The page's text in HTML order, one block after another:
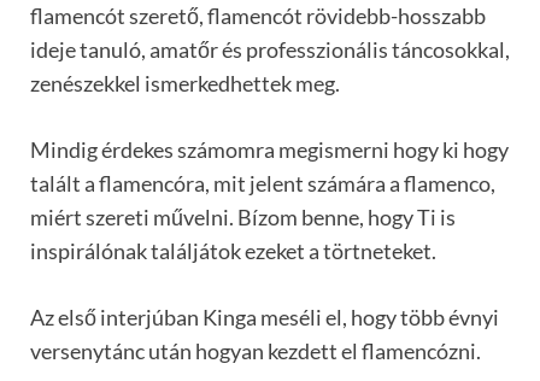
flamencót szerető, flamencót rövidebb-hosszabb
ideje tanuló, amatőr és professzionális táncosokkal,
zenészekkel ismerkedhettek meg.
Mindig érdekes számomra megismerni hogy ki hogy
talált a flamencóra, mit jelent számára a flamenco,
miért szereti művelni. Bízom benne, hogy Ti is
inspirálónak találjátok ezeket a törtneteket.
Az első interjúban Kinga meséli el, hogy több évnyi
versenytánc után hogyan kezdett el flamencózni.